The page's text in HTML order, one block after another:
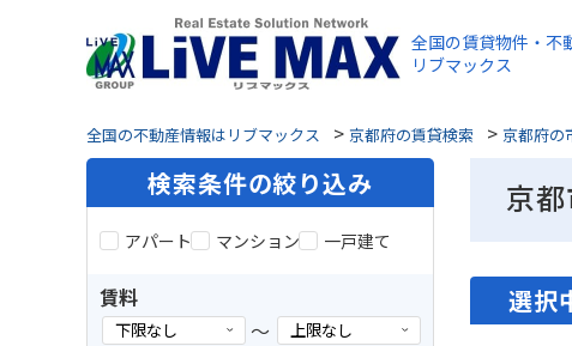
全国の賃貸物件・不
リブマックス
全国の不動産情報はリブマックス > 京都府の賃貸検索 > 京都府の
京
選択
検索条件の絞り込み
アパート マンション 一戸建て
賃料
～